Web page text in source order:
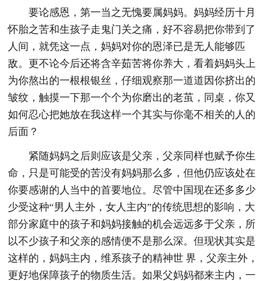
要论感恩，第一当之无愧要属妈妈。妈妈经历十月
怀胎之苦和生孩子走鬼门关之痛，好不容易把你带到了
人间，就凭这一点，妈妈对你的恩泽已是无人能够匹
敌。更不论今后还将含辛茹苦将你养大，看着妈妈头上
为你熬出的一根根银丝，仔细观察那一道道因你挤出的
皱纹，触摸一下那一个个为你磨出的老茧，同桌，你又
如何忍心把她放在我这样一个其实与你毫不相关的人的
后面？
紧随妈妈之后则应该是父亲，父亲同样也赋予你生
命，只是可能受的苦没有妈妈那么多，但他仍应该处在
你要感谢的人当中的首要地位。尽管中国现在还多多少
少受这种“男人主外，女人主内”的传统思想的影响，大
部分家庭中的孩子和妈妈接触的机会远远多于父亲，所
以不少孩子和父亲的感情便不是那么深。但现状其实是
这样的，妈妈主内，维系孩子的精神世 界，父亲主外，
更好地保障孩子的物质生活。如果父妈妈都来主内，一